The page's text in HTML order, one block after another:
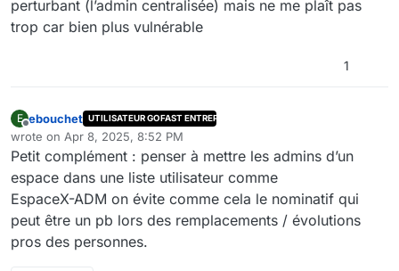
perturbant (l’admin centralisée) mais ne me plaît pas
trop car bien plus vulnérable
1
E
Offline
ebouchet UTILISATEUR GOFAST ENTREPRISE
wrote on Apr 8, 2025, 8:52 PM
last edited by
Petit complément : penser à mettre les admins d’un
espace dans une liste utilisateur comme
EspaceX-ADM on évite comme cela le nominatif qui
peut être un pb lors des remplacements / évolutions
pros des personnes.